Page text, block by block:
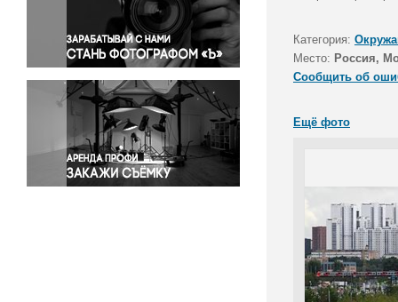
Правосудие
Происшествия и конфликты
Религия
Светская жизнь
Спорт
Экология
Экономика и бизнес
Категория:
Место: Россия,
Сообщить об
Ещё фото